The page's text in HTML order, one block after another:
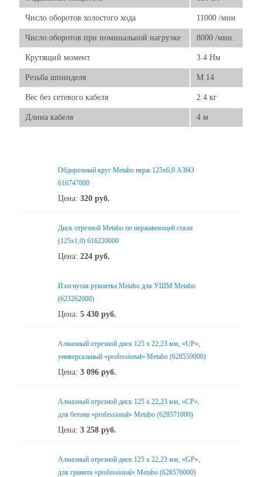
Число оборотов холостого хода 11000 /мин
Число оборотов при номинальной нагрузке 8000 /мин.
Крутящий момент 3.4 Нм
Резьба шпинделя M 14
Вес без сетевого кабеля 2.4 кг
Длина кабеля 4 м
Обдирочный круг Metabo нерж 125x6,0 А36О
616747000
Цена: 320 руб.
Диск отрезной Metabo по нержавеющей стали
(125x1,0) 616220000
Цена: 224 руб.
Изогнутая рукоятка Metabo для УШМ Metabo
(623262000)
Цена: 5 430 руб.
Алмазный отрезной диск 125 x 22,23 мм, «UP»,
универсальный «professional» Metabo (628559000)
Цена: 3 096 руб.
Алмазный отрезной диск 125 x 22,23 мм, «CP»,
для бетона «professional» Metabo (628571000)
Цена: 3 258 руб.
Алмазный отрезной диск 125 x 22,23 мм, «GP»,
для гранита «professional» Metabo (628576000)